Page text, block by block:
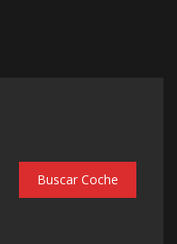
Buscar Coche